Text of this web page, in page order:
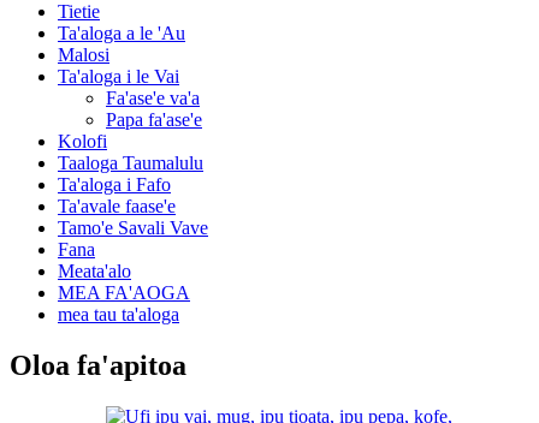
Tietie
Ta'aloga a le 'Au
Malosi
Ta'aloga i le Vai
Fa'ase'e va'a
Papa fa'ase'e
Kolofi
Taaloga Taumalulu
Ta'aloga i Fafo
Ta'avale faase'e
Tamo'e Savali Vave
Fana
Meata'alo
MEA FA'AOGA
mea tau ta'aloga
Oloa fa'apitoa